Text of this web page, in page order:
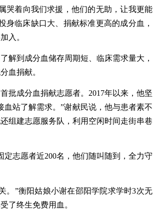
哭着向我们求援，他们的无助，让我更能
身临床缺口大、捐献标准更高的成分血，
入。
解到成分血储存周期短、临床需求量大，
血捐献。
批成分血捐献志愿者。2017年以来，他坚
站了解需求。”谢献民说，他与患者素不
组建志愿服务队，利用空闲时间走街串巷
志愿者近200名，他们随叫随到，全力守
。”衡阳姑娘小谢在邵阳学院求学时3次无
了终生免费用血。